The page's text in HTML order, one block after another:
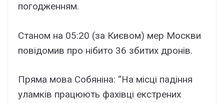
погодженням.
Станом на 05:20 (за Києвом) мер Москви
повідомив про нібито 36 збитих дронів.
Пряма мова Собяніна: “На місці падіння
уламків працюють фахівці екстрених